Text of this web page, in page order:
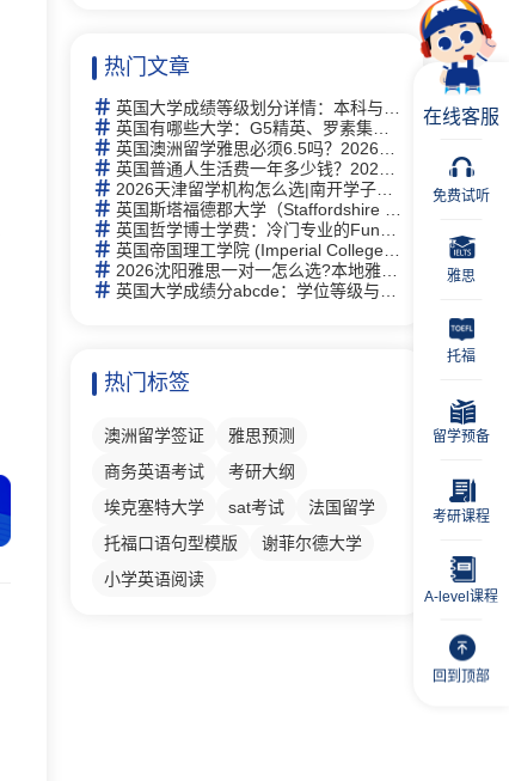
热门文章
英国大学成绩等级划分详情：本科与硕士学位等级详解及中英对照
英国有哪些大学：G5精英、罗素集团及热门院校详解
英国澳洲留学雅思必须6.5吗？2026年最新要求详解与替代方案
英国普通人生活费一年多少钱？2026年最新生活成本全解析
2026天津留学机构怎么选|南开学子走访 6 家门店，新航道线下完整体验记录
英国斯塔福德郡大学（Staffordshire University）研究生有什么专业
英国哲学博士学费：冷门专业的Funding机会与申请策略
英国帝国理工学院 (Imperial College London)留学指南：2026全球第2、专业及申请全攻略
2026沈阳雅思一对一怎么选?本地雅思培训择校思路全梳理
英国大学成绩分abcde：学位等级与评分体系完全指南
热门标签
澳洲留学签证
雅思预测
商务英语考试
考研大纲
埃克塞特大学
sat考试
法国留学
托福口语句型模版
谢菲尔德大学
小学英语阅读
在线客服
免费试听
雅思
托福
留学预备
考研课程
A-level课程
回到顶部